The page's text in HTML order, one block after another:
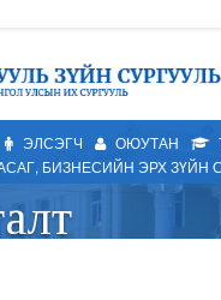
ЭЛСЭГЧ ОЮУТАН
БИЗНЕСИЙН ЭРХ ЗҮЙН